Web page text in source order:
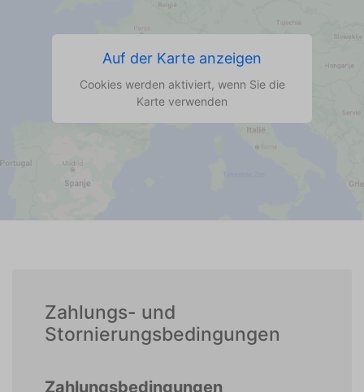
Auf der Karte anzeigen
Cookies werden aktiviert, wenn Sie die
Karte verwenden
Zahlungs- und
Stornierungsbedingungen
Zahlungsbedingungen